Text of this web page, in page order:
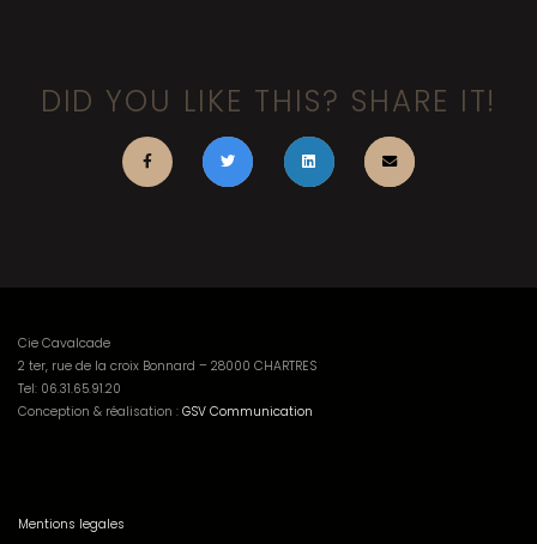
DID YOU LIKE THIS? SHARE IT!
Cie Cavalcade
2 ter, rue de la croix Bonnard – 28000 CHARTRES
Tel: 06.31.65.91.20
Conception & réalisation : GSV Communication
Mentions legales